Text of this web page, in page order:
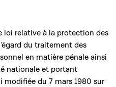
loi relative à la protection des
du traitement des
en matière pénale ainsi
nationale et portant
modifiée du 7 mars 1980 sur